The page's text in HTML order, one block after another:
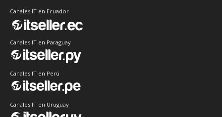
Canales IT en Ecuador
Canales IT en Paraguay
Canales IT en Perú
Canales IT en Uruguay